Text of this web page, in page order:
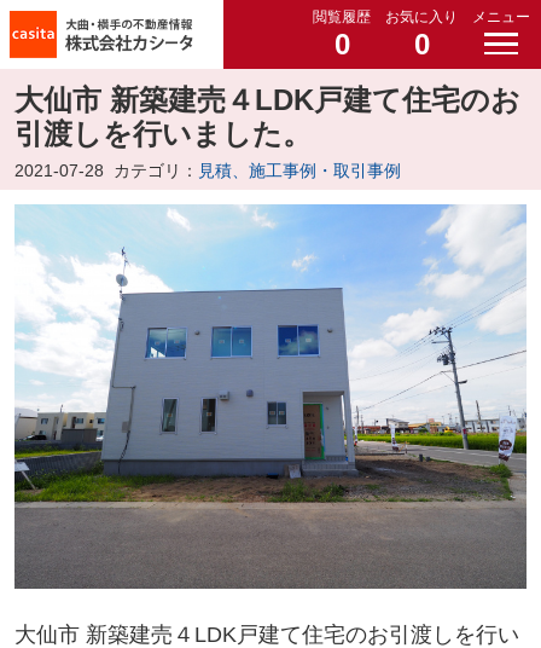
閲覧履歴
0
お気に入り
0
メニュー
大仙市 新築建売４LDK戸建て住宅のお
引渡しを行いました。
2021-07-28 カテゴリ： 見積、施工事例・取引事例
大仙市 新築建売４LDK戸建て住宅のお引渡しを行い